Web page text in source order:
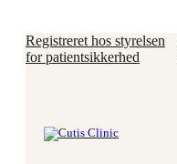
Registreret hos styrelsen
for patientsikkerhed